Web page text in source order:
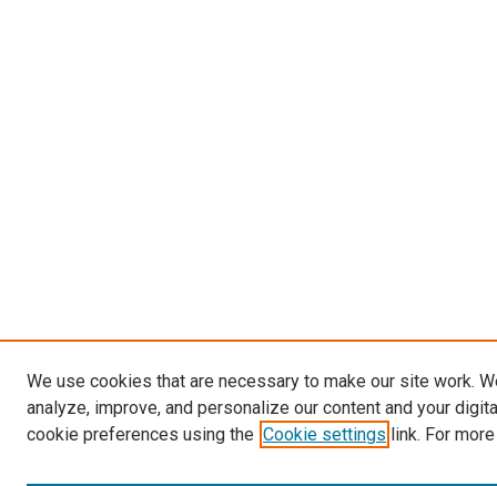
We use cookies that are necessary to make our site work.
analyze, improve, and personalize our content and your
cookie preferences using the Cookie settings link. For